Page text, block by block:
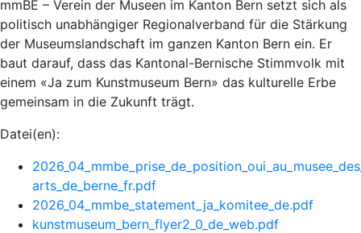
mmBE – Verein der Museen im Kanton Bern setzt sich als
politisch unabhängiger Regionalverband für die Stärkung
der Museumslandschaft im ganzen Kanton Bern ein. Er
baut darauf, dass das Kantonal-Bernische Stimmvolk mit
einem «Ja zum Kunstmuseum Bern» das kulturelle Erbe
gemeinsam in die Zukunft trägt.
Datei(en):
arts_de_berne_fr.pdf
2026_04_mmbe_statement_ja_komitee_de.pdf
kunstmuseum_bern_flyer2_0_de_web.pdf